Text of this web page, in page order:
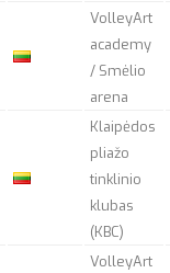
VolleyArt
academy
/ Smėlio
arena
Klaipėdos
pliažo
tinklinio
klubas
(KBC)
VolleyArt